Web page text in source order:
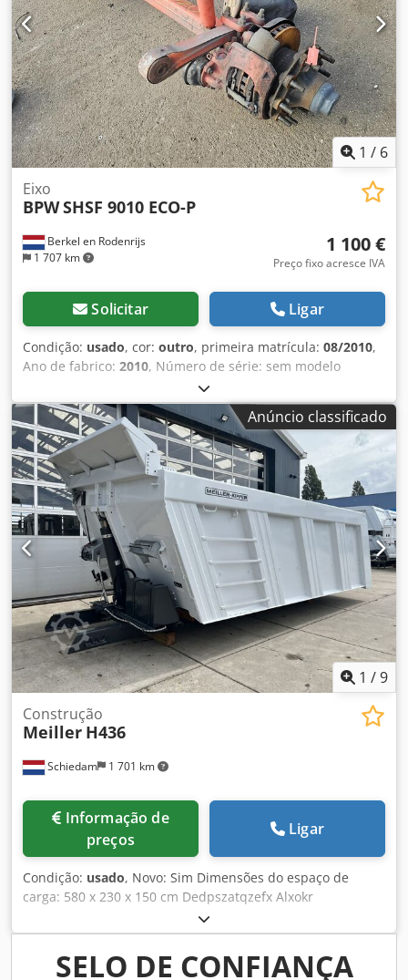
1 / 6
Berkel en Rodenrijs
1 707 km
Eixo
BPWSHSF 9010 ECO-P
1 100 €
Preço fixo acresce IVA
Solicitar Ligar
Condição: usado, cor: outro, primeira matrícula: 08/2010,
Ano de fabrico: 2010, Número de série: sem modelo
Djdpfszrr Ihjx Alxekr Temos em estoque mais de 100 eixos.
Por favor, entre em contato caso não encontre o que
procura.
Anúncio classificado
1 /9
Schiedam 1 701 km
Construção
Meiller H436
preços
Ligar
Condição: usado, Novo: Sim Dimensões do espaço de
carga: 580 x 230 x 150 cm Dedpszatqzefx Alxokr
Capacidade do espaço de carga: 20.000 l
SELO DE CONFIANÇA